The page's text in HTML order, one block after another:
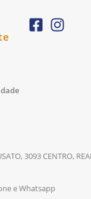
3093 CENTRO,
e Whatsapp